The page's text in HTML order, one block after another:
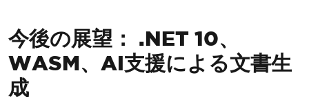
今後の展望： .NET 10、
WASM、AI支援による文書生
成